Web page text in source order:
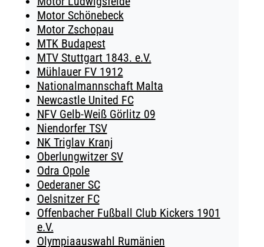
Motor Schönebeck
Motor Zschopau
MTK Budapest
MTV Stuttgart 1843. e.V.
Mühlauer FV 1912
Nationalmannschaft Malta
Newcastle United FC
NFV Gelb-Weiß Görlitz 09
Niendorfer TSV
NK Triglav Kranj
Oberlungwitzer SV
Odra Opole
Oederaner SC
Oelsnitzer FC
Offenbacher Fußball Club Kickers 1901
e.V.
Olympiaauswahl Rumänien